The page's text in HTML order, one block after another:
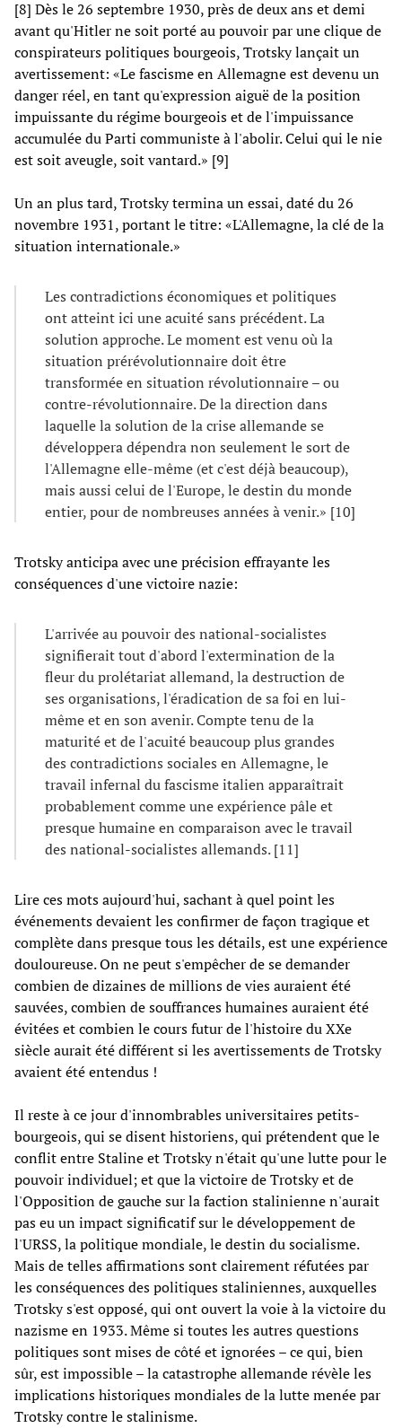
[8] Dès le 26 septembre 1930, près de deux ans et demi
avant qu'Hitler ne soit porté au pouvoir par une clique de
conspirateurs politiques bourgeois, Trotsky lançait un
avertissement: «Le fascisme en Allemagne est devenu un
danger réel, en tant qu'expression aiguë de la position
impuissante du régime bourgeois et de l'impuissance
accumulée du Parti communiste à l'abolir. Celui qui le nie
est soit aveugle, soit vantard.» [9]
Un an plus tard, Trotsky termina un essai, daté du 26
novembre 1931, portant le titre: «L'Allemagne, la clé de la
situation internationale.»
Les contradictions économiques et politiques
ont atteint ici une acuité sans précédent. La
solution approche. Le moment est venu où la
situation prérévolutionnaire doit être
transformée en situation révolutionnaire – ou
contre-révolutionnaire. De la direction dans
laquelle la solution de la crise allemande se
développera dépendra non seulement le sort de
l'Allemagne elle-même (et c'est déjà beaucoup),
mais aussi celui de l'Europe, le destin du monde
entier, pour de nombreuses années à venir.» [10]
Trotsky anticipa avec une précision effrayante les
conséquences d'une victoire nazie:
L'arrivée au pouvoir des national-socialistes
signifierait tout d'abord l'extermination de la
fleur du prolétariat allemand, la destruction de
ses organisations, l'éradication de sa foi en lui-
même et en son avenir. Compte tenu de la
maturité et de l'acuité beaucoup plus grandes
des contradictions sociales en Allemagne, le
travail infernal du fascisme italien apparaîtrait
probablement comme une expérience pâle et
presque humaine en comparaison avec le travail
des national-socialistes allemands. [11]
Lire ces mots aujourd'hui, sachant à quel point les
événements devaient les confirmer de façon tragique et
complète dans presque tous les détails, est une expérience
douloureuse. On ne peut s'empêcher de se demander
combien de dizaines de millions de vies auraient été
sauvées, combien de souffrances humaines auraient été
évitées et combien le cours futur de l'histoire du XXe
siècle aurait été différent si les avertissements de Trotsky
avaient été entendus !
Il reste à ce jour d'innombrables universitaires petits-
bourgeois, qui se disent historiens, qui prétendent que le
conflit entre Staline et Trotsky n'était qu'une lutte pour le
pouvoir individuel; et que la victoire de Trotsky et de
l'Opposition de gauche sur la faction stalinienne n'aurait
pas eu un impact significatif sur le développement de
l'URSS, la politique mondiale, le destin du socialisme.
Mais de telles affirmations sont clairement réfutées par
les conséquences des politiques staliniennes, auxquelles
Trotsky s'est opposé, qui ont ouvert la voie à la victoire du
nazisme en 1933. Même si toutes les autres questions
politiques sont mises de côté et ignorées – ce qui, bien
sûr, est impossible – la catastrophe allemande révèle les
implications historiques mondiales de la lutte menée par
Trotsky contre le stalinisme.